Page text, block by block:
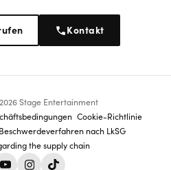
Kontakt
Stage Entertainment
Cookie-Richtlinie
Beschwerdeverfahren nach LkSG
the supply chain